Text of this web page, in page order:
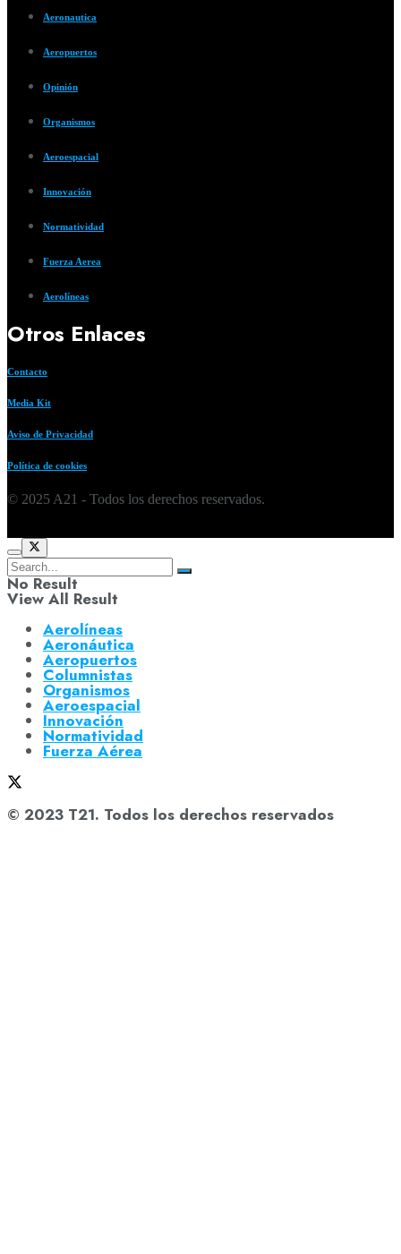
Aeronautica
Aeropuertos
Opinión
Organismos
Aeroespacial
Innovación
Normatividad
Fuerza Aerea
Aerolíneas
Otros Enlaces
Contacto
Media Kit
Aviso de Privacidad
Política de cookies
© 2025 A21 - Todos los derechos reservados.
No Result
View All Result
Aerolíneas
Aeronáutica
Aeropuertos
Columnistas
Organismos
Aeroespacial
Innovación
Normatividad
Fuerza Aérea
© 2023 T21. Todos los derechos reservados